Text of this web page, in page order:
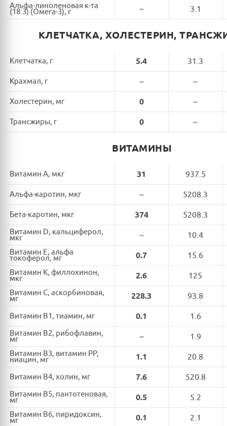
Альфа-линоленовая к-та
(18:3) (Омега-3), г ~ 3.1
КЛЕТЧАТКА, ХОЛЕСТЕРИН,
Клетчатка, г 5.4 31.3
Крахмал, г ~ ~
Холестерин, мг 0 ~
Трансжиры, г 0 ~
ВИТАМИНЫ
Витамин A, мкг 31 937.5
Альфа-каротин, мкг ~ 5208.3
Бета-каротин, мкг 374 5208.3
Витамин D, кальциферол,
мкг ~ 10.4
Витамин E, альфа
токоферол, мг 0.7 15.6
Витамин K, филлохинон,
мкг 2.6 125
Витамин C, аскорбиновая,
мг 228.3 93.8
Витамин B1, тиамин, мг 0.1 1.6
Витамин B2, рибофлавин,
мг ~ 1.9
Витамин B3, витамин PP,
ниацин, мг 1.1 20.8
Витамин B4, холин, мг 7.6 520.8
Витамин B5, пантотеновая,
мг 0.5 5.2
Витамин B6, пиридоксин,
мг 0.1 2.1